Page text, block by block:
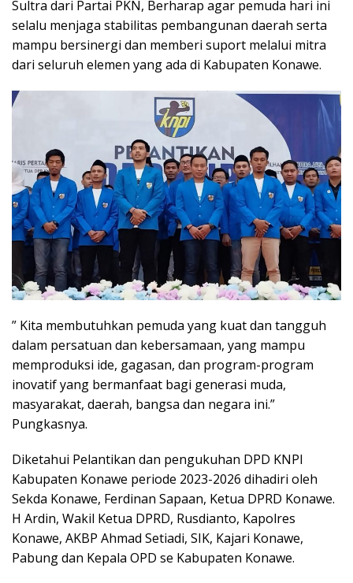
Sultra dari Partai PKN, Berharap agar pemuda hari ini
selalu menjaga stabilitas pembangunan daerah serta
mampu bersinergi dan memberi suport melalui mitra
dari seluruh elemen yang ada di Kabupaten Konawe.
” Kita membutuhkan pemuda yang kuat dan tangguh
dalam persatuan dan kebersamaan, yang mampu
memproduksi ide, gagasan, dan program-program
inovatif yang bermanfaat bagi generasi muda,
masyarakat, daerah, bangsa dan negara ini.”
Pungkasnya.
Diketahui Pelantikan dan pengukuhan DPD KNPI
Kabupaten Konawe periode 2023-2026 dihadiri oleh
Sekda Konawe, Ferdinan Sapaan, Ketua DPRD Konawe.
H Ardin, Wakil Ketua DPRD, Rusdianto, Kapolres
Konawe, AKBP Ahmad Setiadi, SIK, Kajari Konawe,
Pabung dan Kepala OPD se Kabupaten Konawe.